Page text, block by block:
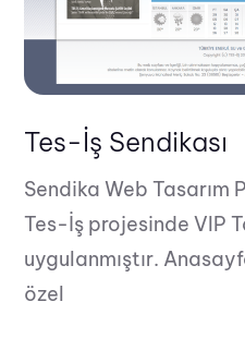
Tes-İş Sendikası
Sendika Web Tasarım
Tes-İş projesinde VIP
uygulanmıştır.
özel